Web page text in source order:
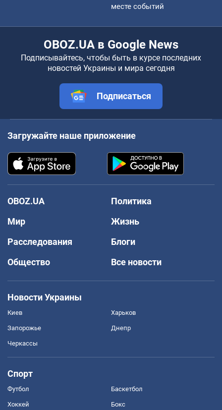
месте событий
OBOZ.UA в Google News
Подписывайтесь, чтобы быть в курсе последних
новостей Украины и мира сегодня
Подписаться
Загружайте наше приложение
OBOZ.UA
Политика
Мир
Жизнь
Расследования
Блоги
Общество
Все новости
Новости Украины
Киев Харьков
Запорожье Днепр
Черкассы
Спорт
Футбол Баскетбол
Хоккей Бокс